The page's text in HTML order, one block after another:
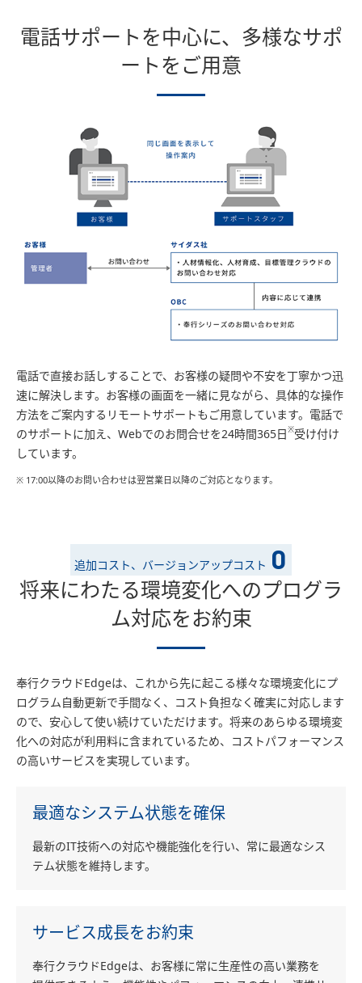
電話サポートを中心に、多様なサポ
ートをご用意
電話で直接お話しすることで、お客様の疑問や不安を丁寧かつ迅
速に解決します。お客様の画面を一緒に見ながら、具体的な操作
方法をご案内するリモートサポートもご用意しています。電話で
のサポートに加え、Webでのお問合せを24時間365日 ※受け付け
しています。
※ 17:00以降のお問い合わせは翌営業日以降のご対応となります。
追加コスト、バージョンアップコスト 0
将来にわたる環境変化へのプログラ
ム対応をお約束
奉行クラウドEdgeは、これから先に起こる様々な環境変化にプ
ログラム自動更新で手間なく、コスト負担なく確実に対応します
ので、安心して使い続けていただけます。将来のあらゆる環境変
化への対応が利用料に含まれているため、コストパフォーマンス
の高いサービスを実現しています。
最適なシステム状態を確保
最新のIT技術への対応や機能強化を行い、常に最適なシス
テム状態を維持します。
サービス成長をお約束
奉行クラウドEdgeは、お客様に常に生産性の高い業務を